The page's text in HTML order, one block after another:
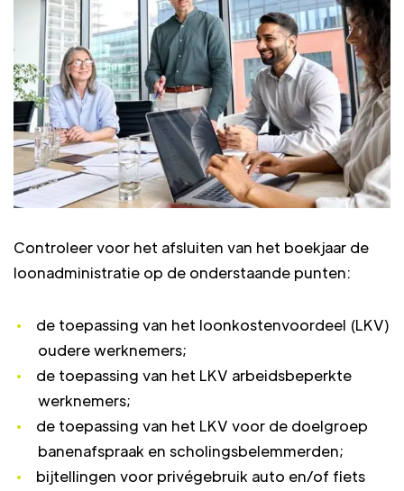
Controleer voor het afsluiten van het boekjaar de
loonadministratie op de onderstaande punten:
de toepassing van het loonkostenvoordeel (LKV)
oudere werknemers;
de toepassing van het LKV arbeidsbeperkte
werknemers;
de toepassing van het LKV voor de doelgroep
banenafspraak en scholingsbelemmerden;
bijtellingen voor privégebruik auto en/of fiets